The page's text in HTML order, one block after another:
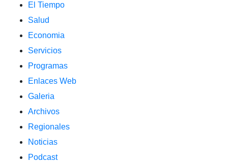
El Tiempo
Salud
Economia
Servicios
Programas
Enlaces Web
Galeria
Archivos
Regionales
Noticias
Podcast